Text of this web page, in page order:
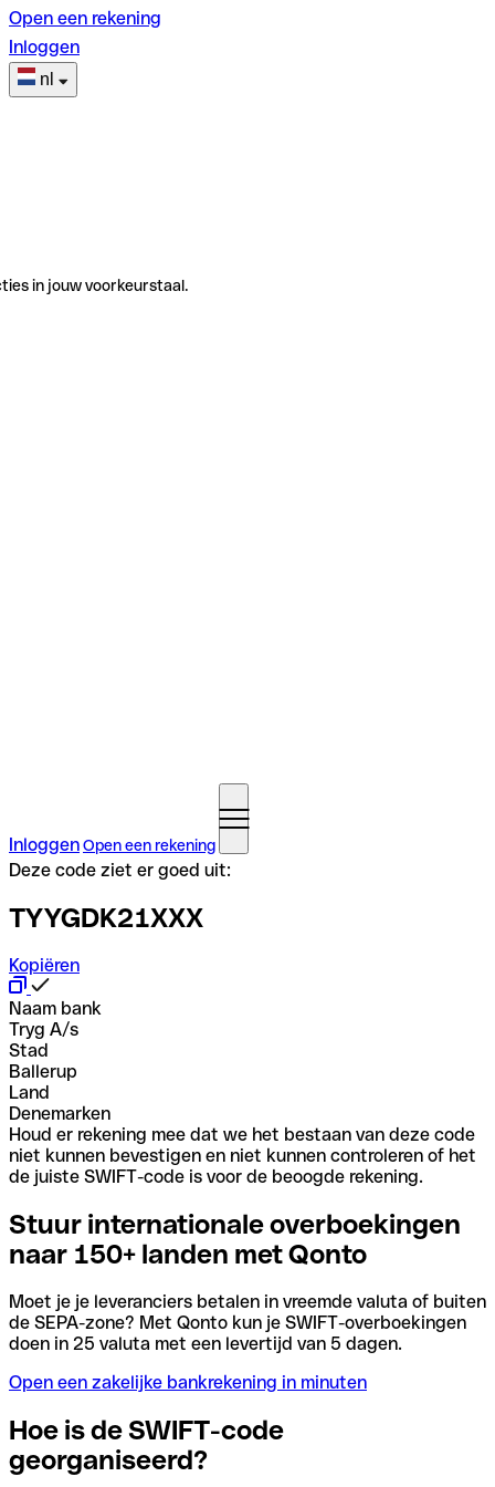
Open een rekening
Inloggen
nl
in jouw voorkeurstaal.
InloggenOpen een rekening
Deze code ziet er goed uit:
TYYGDK21XXX
Kopiëren
Naam bank
Tryg A/s
Stad
Ballerup
Land
Denemarken
Houd er rekening mee dat we het bestaan van deze code
niet kunnen bevestigen en niet kunnen controleren of het
de juiste SWIFT-code is voor de beoogde rekening.
Stuur internationale overboekingen
naar 150+ landen met Qonto
Moet je je leveranciers betalen in vreemde valuta of buiten
de SEPA-zone? Met Qonto kun je SWIFT-overboekingen
doen in 25 valuta met een levertijd van 5 dagen.
Open een zakelijke bankrekening in minuten
Hoe is de SWIFT-code
georganiseerd?